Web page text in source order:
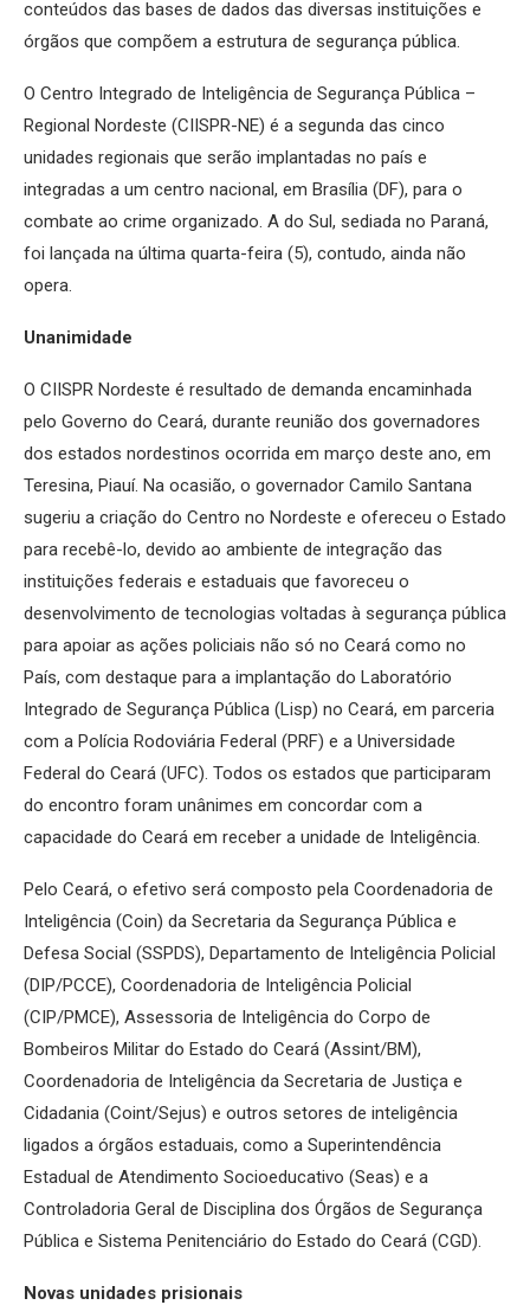
conteúdos das bases de dados das diversas instituições e
órgãos que compõem a estrutura de segurança pública.
O Centro Integrado de Inteligência de Segurança Pública –
Regional Nordeste (CIISPR-NE) é a segunda das cinco
unidades regionais que serão implantadas no país e
integradas a um centro nacional, em Brasília (DF), para o
combate ao crime organizado. A do Sul, sediada no Paraná,
foi lançada na última quarta-feira (5), contudo, ainda não
opera.
Unanimidade
O CIISPR Nordeste é resultado de demanda encaminhada
pelo Governo do Ceará, durante reunião dos governadores
dos estados nordestinos ocorrida em março deste ano, em
Teresina, Piauí. Na ocasião, o governador Camilo Santana
sugeriu a criação do Centro no Nordeste e ofereceu o Estado
para recebê-lo, devido ao ambiente de integração das
instituições federais e estaduais que favoreceu o
desenvolvimento de tecnologias voltadas à segurança pública
para apoiar as ações policiais não só no Ceará como no
País, com destaque para a implantação do Laboratório
Integrado de Segurança Pública (Lisp) no Ceará, em parceria
com a Polícia Rodoviária Federal (PRF) e a Universidade
Federal do Ceará (UFC). Todos os estados que participaram
do encontro foram unânimes em concordar com a
capacidade do Ceará em receber a unidade de Inteligência.
Pelo Ceará, o efetivo será composto pela Coordenadoria de
Inteligência (Coin) da Secretaria da Segurança Pública e
Defesa Social (SSPDS), Departamento de Inteligência Policial
(DIP/PCCE), Coordenadoria de Inteligência Policial
(CIP/PMCE), Assessoria de Inteligência do Corpo de
Bombeiros Militar do Estado do Ceará (Assint/BM),
Coordenadoria de Inteligência da Secretaria de Justiça e
Cidadania (Coint/Sejus) e outros setores de inteligência
ligados a órgãos estaduais, como a Superintendência
Estadual de Atendimento Socioeducativo (Seas) e a
Controladoria Geral de Disciplina dos Órgãos de Segurança
Pública e Sistema Penitenciário do Estado do Ceará (CGD).
Novas unidades prisionais